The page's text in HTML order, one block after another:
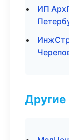
ИП
Другие